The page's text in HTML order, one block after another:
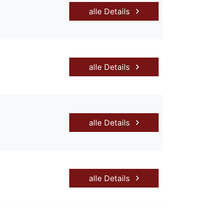
alle Details
alle Details
alle Details
alle Details